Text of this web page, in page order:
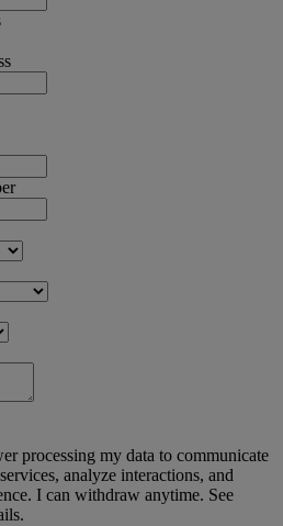
processing my data to communicate
analyze interactions, and
I can withdraw anytime. See